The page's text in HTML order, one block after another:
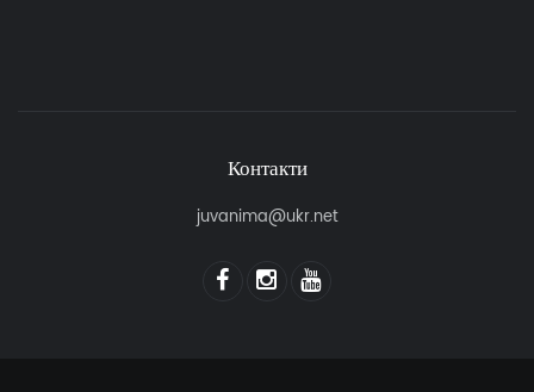
Контакти
juvanima@ukr.net